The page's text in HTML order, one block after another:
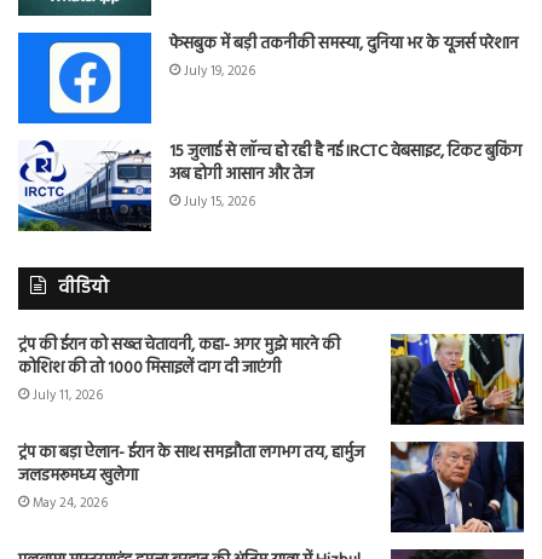
फेसबुक में बड़ी तकनीकी समस्या, दुनिया भर के यूजर्स परेशान
July 19, 2026
15 जुलाई से लॉन्च हो रही है नई IRCTC वेबसाइट, टिकट बुकिंग
अब होगी आसान और तेज
July 15, 2026
वीडियो
ट्रंप की ईरान को सख्त चेतावनी, कहा- अगर मुझे मारने की
कोशिश की तो 1000 मिसाइलें दाग दी जाएंगी
July 11, 2026
ट्रंप का बड़ा ऐलान- ईरान के साथ समझौता लगभग तय, हार्मुज
जलडमरूमध्य खुलेगा
May 24, 2026